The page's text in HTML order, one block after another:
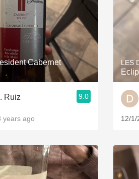
Contact
Acidity
Chablis
Pinot
Coravin
Cabernet
Ruiz 9.0
ago
LES
12/1/